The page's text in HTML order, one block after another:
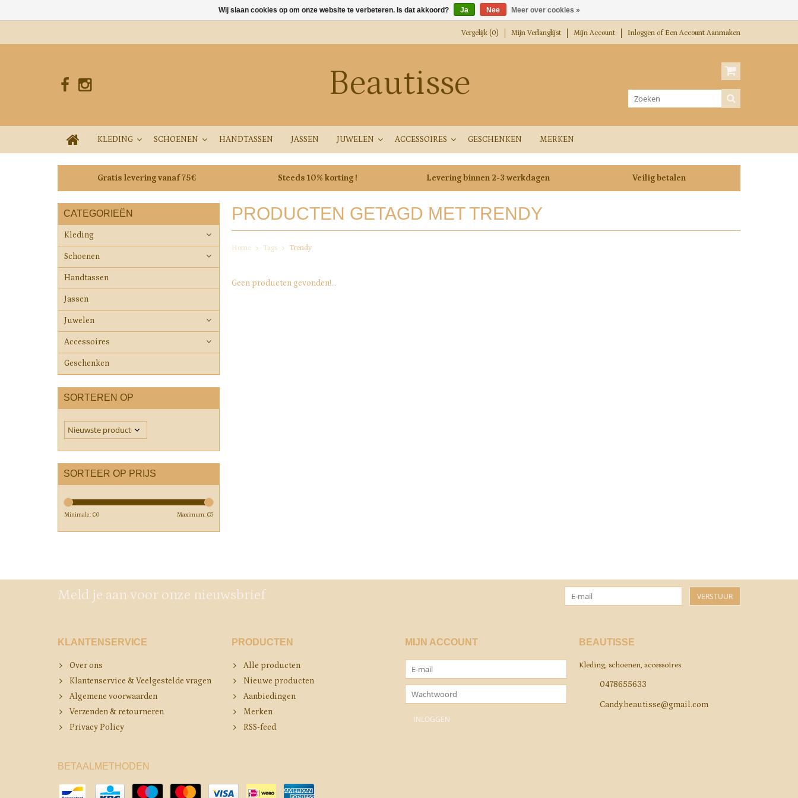
Vergelijk (0) Mijn Verlanglijst Mijn Account Inloggen of Een Account Aanmaken
Beautisse
KLEDING SCHOENEN HANDTASSEN JASSEN JUWELEN ACCESSOIRES GESCHENKEN MERKEN
Gratis levering vanaf 75€ Steeds 10% korting ! Levering binnen 2-3 werkdagen Veilig betalen
CATEGORIEËN
Kleding
Schoenen
Handtassen
Jassen
Juwelen
Accessoires
Geschenken
SORTEREN OP
SORTEER OP PRIJS
Minimale: €0 Maximum: €5
PRODUCTEN GETAGD MET TRENDY
Home Tags Trendy
Geen producten gevonden!...
Meld je aan voor onze nieuwsbrief VERSTUUR
KLANTENSERVICE
Over ons
Klantenservice & Veelgestelde vragen
Algemene voorwaarden
Verzenden & retourneren
Privacy Policy
PRODUCTEN
Alle producten
Nieuwe producten
Aanbiedingen
Merken
RSS-feed
MIJN ACCOUNT BEAUTISSE
Kleding, schoenen, accessoires
0478655633
Candy.beautisse@gmail.com
BETAALMETHODEN
Wij slaan cookies op om onze website te verbeteren. Is dat akkoord? Ja Nee Meer over cookies »